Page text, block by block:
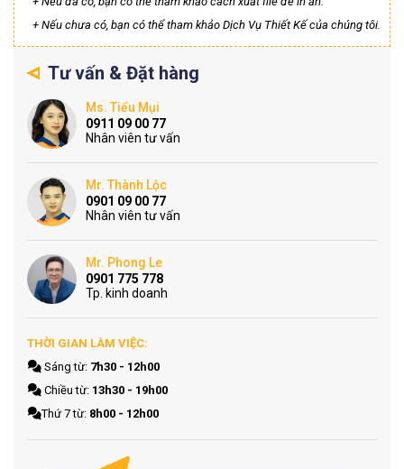
+ Nếu chưa có, bạn có thể tham khảo Dịch Vụ Thiết Kế của chúng tôi.
Tư vấn & Đặt hàng
Ms. Tiểu Mụi
0911 09 00 77
Nhân viên tư vấn
Mr. Thành Lộc
0901 09 00 77
Nhân viên tư vấn
Mr. Phong Le
0901 775 778
Tp. kinh doanh
THỜI GIAN LÀM VIỆC:
Sáng từ: 7h30 - 12h00
Chiều từ: 13h30 - 19h00
Thứ 7 từ: 8h00 - 12h00